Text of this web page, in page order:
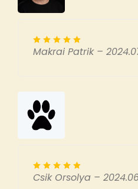
Makrai Patrik–
Csik Orsolya –